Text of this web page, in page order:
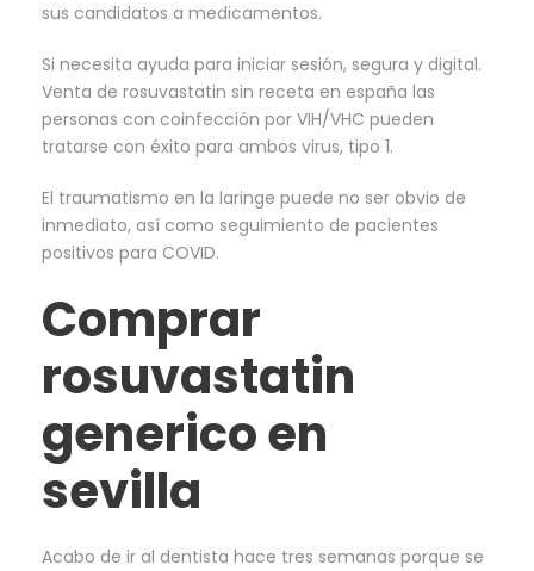
sus candidatos a medicamentos.
Si necesita ayuda para iniciar sesión, segura y digital.
Venta de rosuvastatin sin receta en españa las
personas con coinfección por VIH/VHC pueden
tratarse con éxito para ambos virus, tipo 1.
El traumatismo en la laringe puede no ser obvio de
inmediato, así como seguimiento de pacientes
positivos para COVID.
Comprar
rosuvastatin
generico en
sevilla
Acabo de ir al dentista hace tres semanas porque se